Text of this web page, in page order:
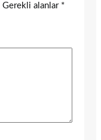
Gerekli alanlar *